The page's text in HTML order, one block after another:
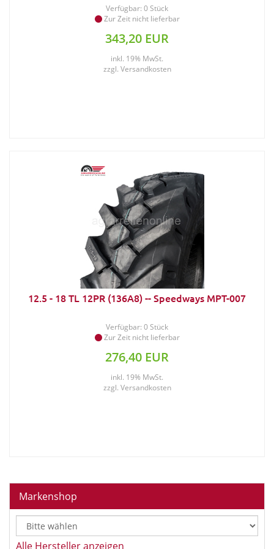
Verfügbar: 0 Stück
Zur Zeit nicht lieferbar
343,20 EUR
inkl. 19% MwSt.
zzgl. Versandkosten
12.5 - 18 TL 12PR (136A8) -- Speedways MPT-007
Verfügbar: 0 Stück
Zur Zeit nicht lieferbar
276,40 EUR
inkl. 19% MwSt.
zzgl. Versandkosten
Markenshop
Alle Hersteller anzeigen